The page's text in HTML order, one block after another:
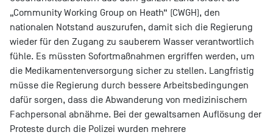
„Community Working Group on Heath“ (CWGH), den
nationalen Notstand auszurufen, damit sich die Regierung
wieder für den Zugang zu sauberem Wasser verantwortlich
fühle. Es müssten Sofortmaßnahmen ergriffen werden, um
die Medikamentenversorgung sicher zu stellen. Langfristig
müsse die Regierung durch bessere Arbeitsbedingungen
dafür sorgen, dass die Abwanderung von medizinischem
Fachpersonal abnähme. Bei der gewaltsamen Auflösung der
Proteste durch die Polizei wurden mehrere